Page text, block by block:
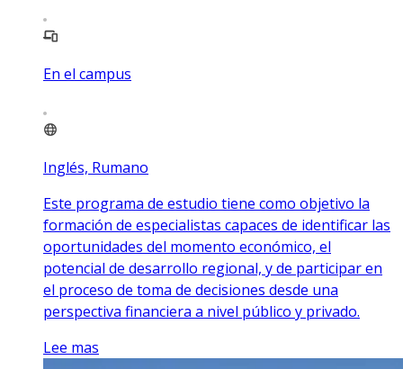
En el campus
Inglés, Rumano
Este programa de estudio tiene como objetivo la
formación de especialistas capaces de identificar las
oportunidades del momento económico, el
potencial de desarrollo regional, y de participar en
el proceso de toma de decisiones desde una
perspectiva financiera a nivel público y privado.
Lee mas